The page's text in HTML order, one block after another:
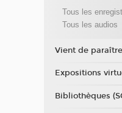
Tous les
Tous les audios
Vient de paraître
Expositions
Bibliothèques